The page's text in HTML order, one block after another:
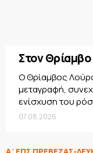
Στον
Ο Θρίαμβος
μεταγραφή,
ενίσχυση του
07.08.2026